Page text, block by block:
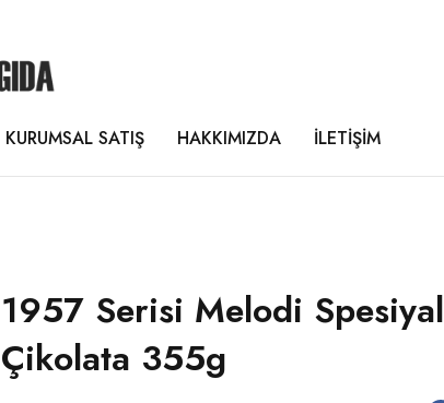
KURUMSAL SATIŞ HAKKIMIZDA İLETİŞİM
1957 Serisi Melodi Spesiyal
Çikolata 355g